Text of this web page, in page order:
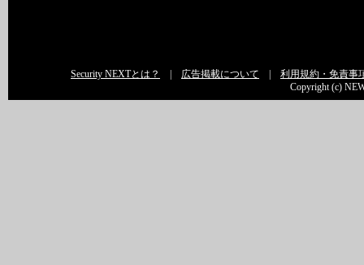
Security NEXTとは？ 広告掲載について
利用規約・免責事
Copyright (c)